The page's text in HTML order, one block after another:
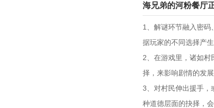
海兄弟的河粉餐厅
1、解谜环节融入密码
据玩家的不同选择产
2、在游戏里，诸如
择，来影响剧情的发展
3、对村民伸出援手，
种道德层面的抉择，